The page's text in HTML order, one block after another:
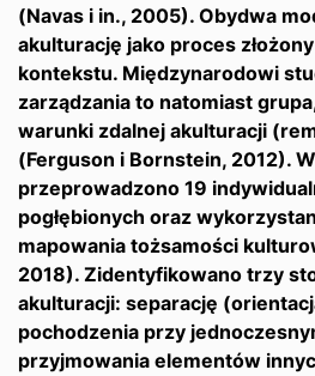
(Navas i in., 2005). Obydwa
akulturację jako proces
kontekstu. Międzynarodowi
zarządzania to natomiast
warunki zdalnej akulturacji
(Ferguson i Bornstein, 2012).
przeprowadzono 19
pogłębionych oraz
mapowania tożsamości
2018). Zidentyfikowano trzy
akulturacji: separację
pochodzenia przy
przyjmowania elementów